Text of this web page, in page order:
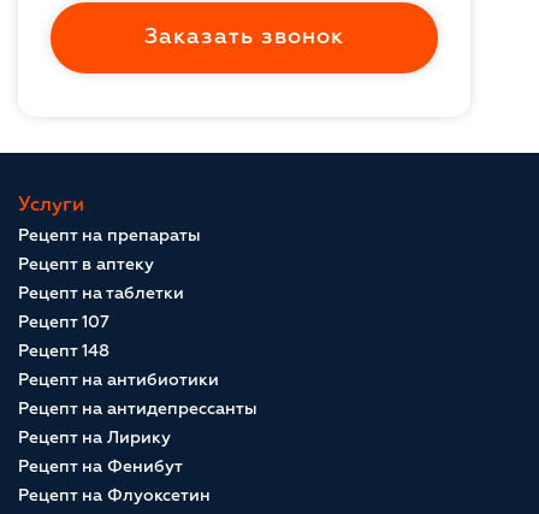
Заказать звонок
Услуги
Рецепт на препараты
Рецепт в аптеку
Рецепт на таблетки
Рецепт 107
Рецепт 148
Рецепт на антибиотики
Рецепт на антидепрессанты
Рецепт на Лирику
Рецепт на Фенибут
Рецепт на Флуоксетин